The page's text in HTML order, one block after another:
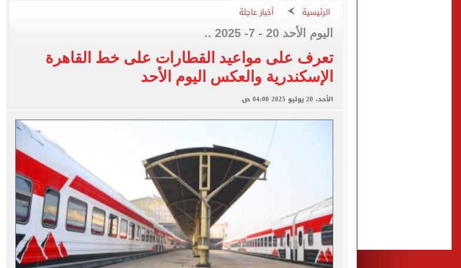
«يلا ساحل 2026» يقدم نموذجا جديدا للتسويق السياحى عبر المحتوى التفاعلى
التحقيقات مع منتحلة الصفة: عاملة بمحل عطور وانتحلت صفة صحفية
الأهلى يقسو على النجوم بسداسية ودياً.. وغياب إمام عاشور
فوكس نيوز: مقتل عدة أشخاص في إطلاق نار بولاية نورث كارولينا
التموين والزراعة وجهاز مستقبل مصر يعلنون طرح السكر الحر بـ25 جنيها من الغد
الرئيسية أخبار عاجلة
اليوم الأحد 20 - 7- 2025 ..
تعرف على مواعيد القطارات على خط القاهرة
الإسكندرية والعكس اليوم الأحد
الأحد، 20 يوليو 2025 04:00 ص